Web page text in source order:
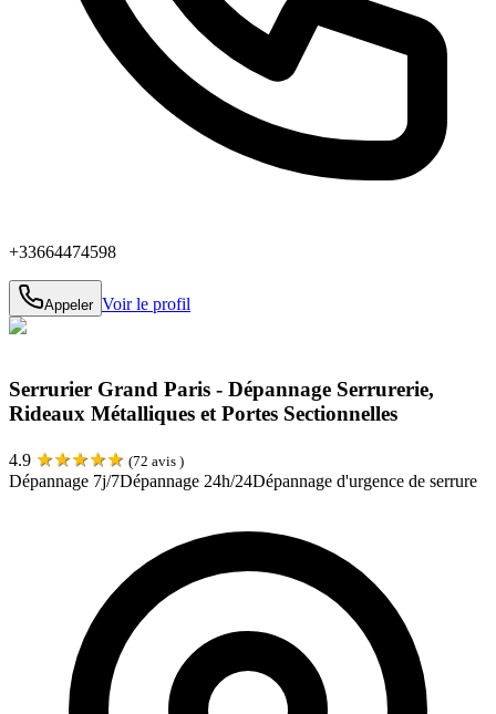
+33664474598
Appeler Voir le profil
Serrurier Grand Paris - Dépannage Serrurerie,
Rideaux Métalliques et Portes Sectionnelles
4.9 ★★★★★ (72 avis )
Dépannage 7j/7Dépannage 24h/24Dépannage d'urgence de serrure